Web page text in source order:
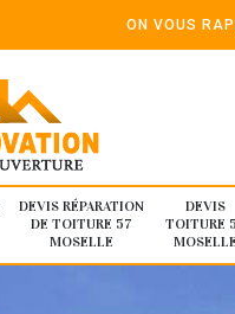
ON VOUS
DEVIS RÉPARATION
DE TOITURE 57
MOSELLE
DEVIS
TOITURE
MOSELLE